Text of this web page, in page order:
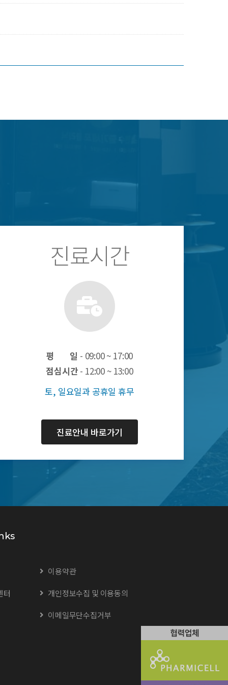
진료시간
평 일 - 09:00 ~ 17:00
점심시간 - 12:00 ~ 13:00
토, 일요일과 공휴일 휴무
진료안내 바로가기
터
이용약관
개인정보수집 및 이용동의
이메일무단수집거부